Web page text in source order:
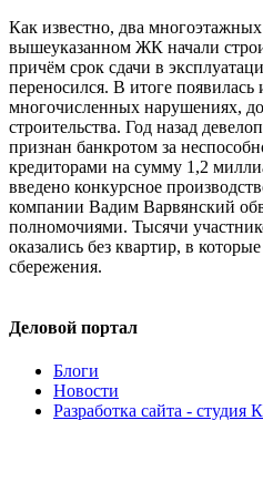
Как известно, два
вышеуказанном ЖК начали
причём срок сдачи в
переносился. В итоге
многочисленных нарушениях,
строительства. Год назад
признан банкротом за
кредиторами на сумму 1,2
введено конкурсное
компании Вадим Варвянский
полномочиями. Тысячи
оказались без квартир, в
сбережения.
Деловой портал
Блоги
Новости
Разработка сайта - студия